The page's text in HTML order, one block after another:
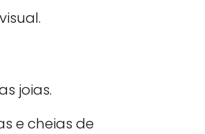
joias.
e cheias de